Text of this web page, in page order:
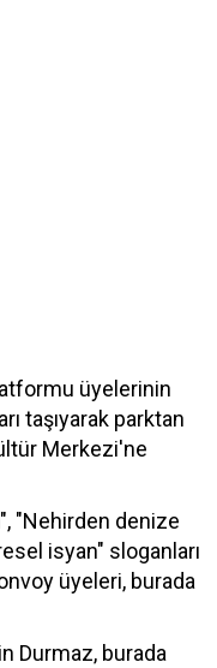
üyelerinin
taşıyarak parktan
Merkezi'ne
"Nehirden denize
isyan" sloganları
üyeleri, burada
Durmaz, burada